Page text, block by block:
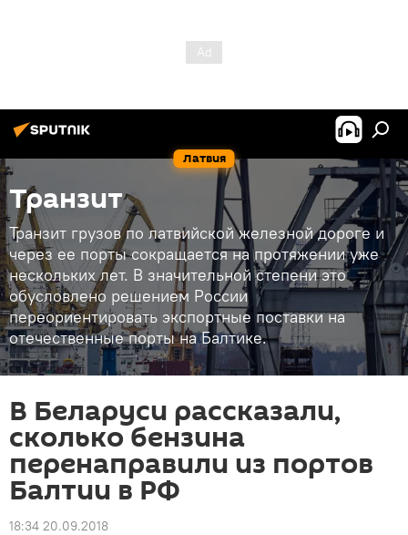
Латвия
Транзит
Транзит грузов по латвийской железной дороге и
через ее порты сокращается на протяжении уже
нескольких лет. В значительной степени это
обусловлено решением России
переориентировать экспортные поставки на
отечественные порты на Балтике.
В Беларуси рассказали,
сколько бензина
перенаправили из портов
Балтии в РФ
18:34 20.09.2018